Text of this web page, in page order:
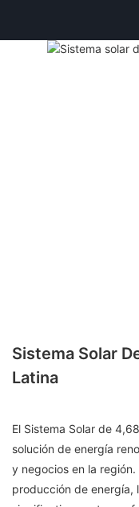
Sistema Solar
Latina
El Sistema Solar de
solución de energía
y negocios en la
producción de energía,